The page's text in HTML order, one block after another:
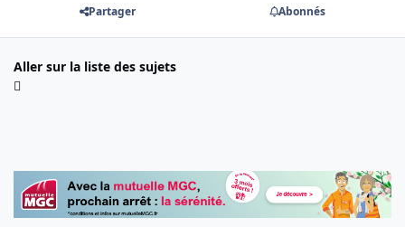
Partager Abonnés
Aller sur la liste des sujets